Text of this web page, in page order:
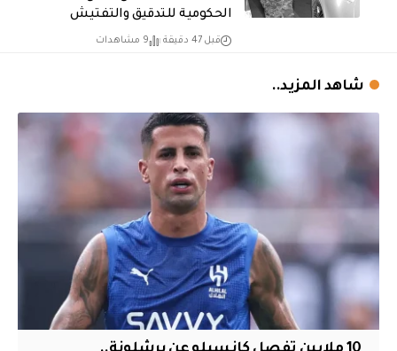
الحكومية للتدقيق والتفتيش
قبل 47 دقيقة 9 مشاهدات
شاهد المزيد..